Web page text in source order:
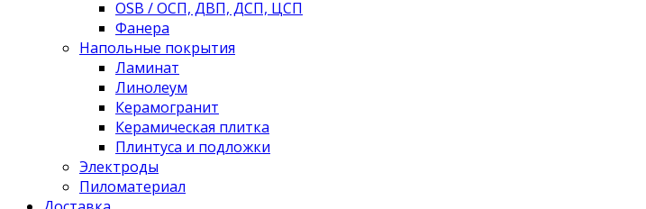
OSB / ОСП, ДВП, ДСП, ЦСП
Фанера
Напольные покрытия
Ламинат
Линолеум
Керамогранит
Керамическая плитка
Плинтуса и подложки
Электроды
Пиломатериал